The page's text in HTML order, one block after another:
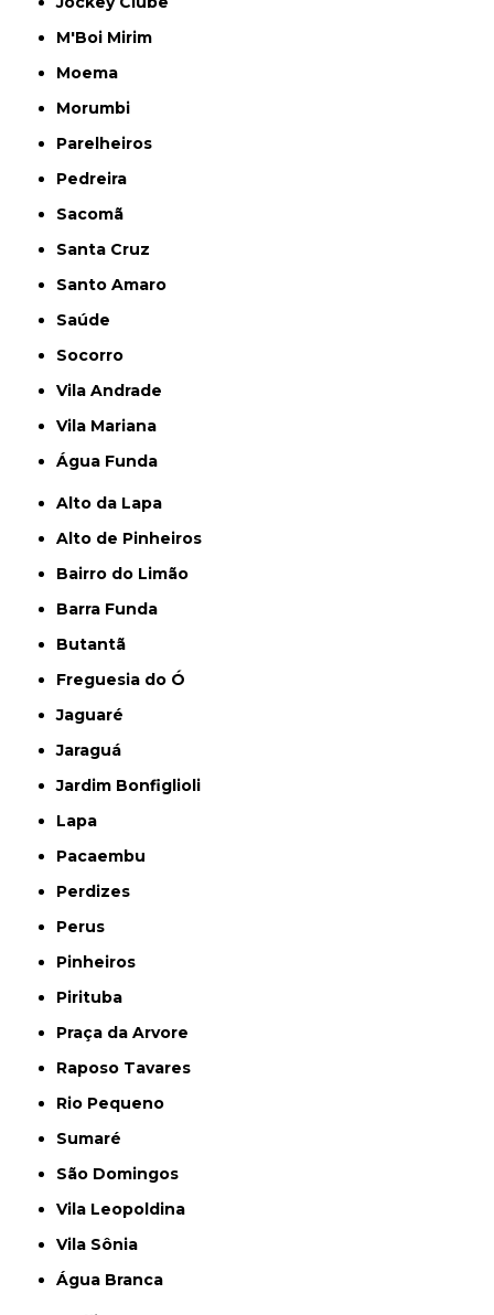
M'Boi Mirim
Moema
Morumbi
Parelheiros
Pedreira
Sacomã
Santa Cruz
Santo Amaro
Saúde
Socorro
Vila Andrade
Vila Mariana
Água Funda
Alto da Lapa
Alto de Pinheiros
Bairro do Limão
Barra Funda
Butantã
Freguesia do Ó
Jaguaré
Jaraguá
Jardim Bonfiglioli
Lapa
Pacaembu
Perdizes
Perus
Pinheiros
Pirituba
Praça da Arvore
Raposo Tavares
Rio Pequeno
Sumaré
São Domingos
Vila Leopoldina
Vila Sônia
Água Branca